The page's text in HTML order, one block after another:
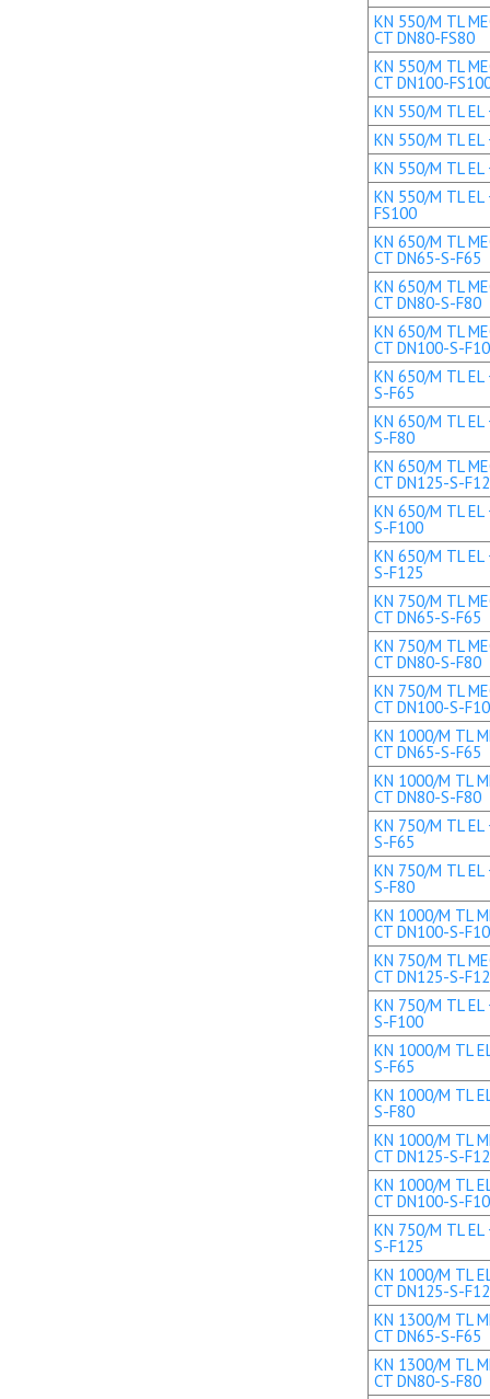
KN 550/M TL
CT DN80-FS80
KN 550/M TL
CT DN100-
KN 550/M TL EL
KN 550/M TL EL
KN 550/M TL EL
KN 550/M TL EL
FS100
KN 650/M TL
CT DN65-S-F65
KN 650/M TL
CT DN80-S-F80
KN 650/M TL
CT DN100-S-
KN 650/M TL EL
S-F65
KN 650/M TL EL
S-F80
KN 650/M TL
CT DN125-S-
KN 650/M TL EL
S-F100
KN 650/M TL EL
S-F125
KN 750/M TL
CT DN65-S-F65
KN 750/M TL
CT DN80-S-F80
KN 750/M TL
CT DN100-S-
KN 1000/M TL
CT DN65-S-F65
KN 1000/M TL
CT DN80-S-F80
KN 750/M TL EL
S-F65
KN 750/M TL EL
S-F80
KN 1000/M TL
CT DN100-S-
KN 750/M TL
CT DN125-S-
KN 750/M TL EL
S-F100
KN 1000/M TL
S-F65
KN 1000/M TL
S-F80
KN 1000/M TL
CT DN125-S-
KN 1000/M TL
CT DN100-S-
KN 750/M TL EL
S-F125
KN 1000/M TL
CT DN125-S-
KN 1300/M TL
CT DN65-S-F65
KN 1300/M TL
CT DN80-S-F80